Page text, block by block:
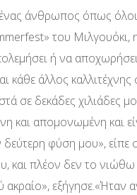
άνθρωπος όπως
του Μιλγουόκι,
ή να
κάθε άλλος
σε δεκάδες χιλιάδες
και απομονωμένη και
φύση μου»,
και πλέον δεν το
ακραίο», εξήγησε.«Ήταν